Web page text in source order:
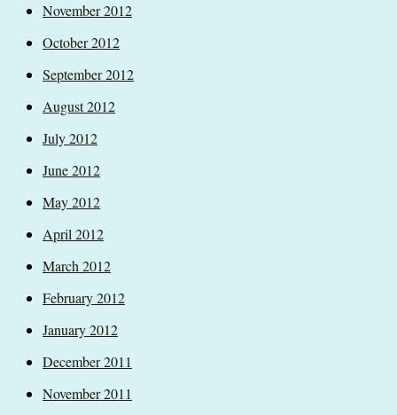
November 2012
October 2012
September 2012
August 2012
July 2012
June 2012
May 2012
April 2012
March 2012
February 2012
January 2012
December 2011
November 2011